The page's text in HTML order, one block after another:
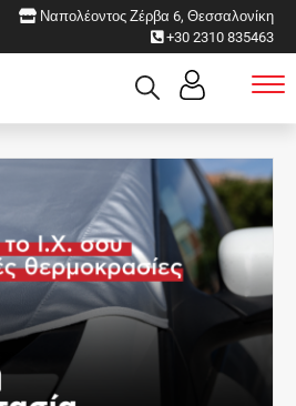
Ναπολέοντος Ζέρβα 6, Θεσσαλονίκη
+30 2310 835463